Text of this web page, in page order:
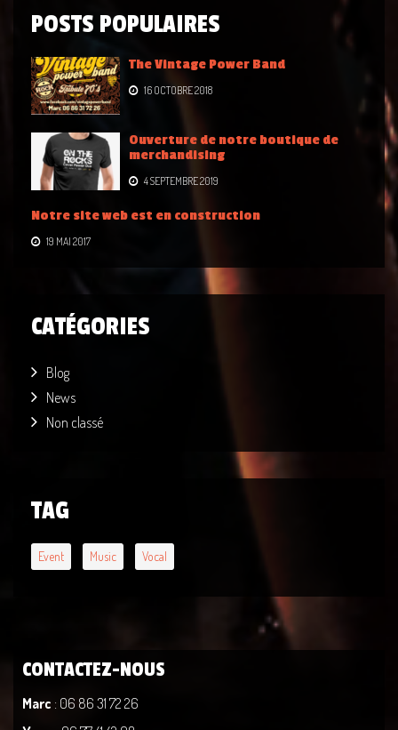
POSTS POPULAIRES
The Vintage Power Band
16 OCTOBRE 2018
Ouverture de notre boutique de
merchandising
4 SEPTEMBRE 2019
Notre site web est en construction
19 MAI 2017
CATÉGORIES
Blog
News
Non classé
TAG
Event Music Vocal
CONTACTEZ-NOUS
Marc : 06 86 31 72 26